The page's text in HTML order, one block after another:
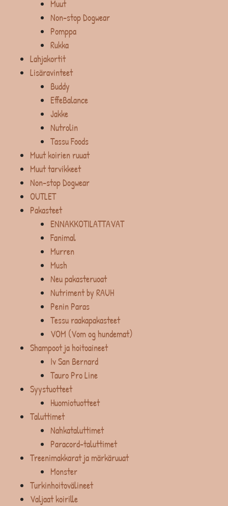
Muut
Non-stop Dogwear
Pomppa
Rukka
Lahjakortit
Lisäravinteet
Buddy
EffeBalance
Jakke
Nutrolin
Tassu Foods
Muut koirien ruuat
Muut tarvikkeet
Non-stop Dogwear
OUTLET
Pakasteet
ENNAKKOTILATTAVAT
Fanimal
Murren
Mush
Neu pakasteruoat
Nutriment by RAUH
Penin Paras
Tessu raakapakasteet
VOM (Vom og hundemat)
Shampoot ja hoitoaineet
Iv San Bernard
Tauro Pro Line
Syystuotteet
Huomiotuotteet
Taluttimet
Nahkataluttimet
Paracord-taluttimet
Treenimakkarat ja märkäruuat
Monster
Turkinhoitovälineet
Valjaat koirille